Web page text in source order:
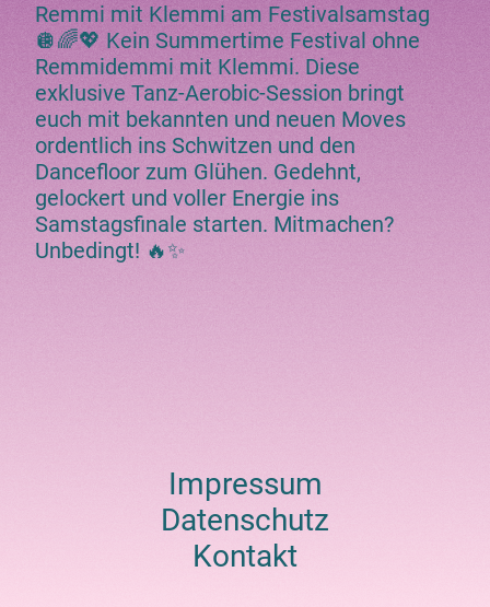
Remmi mit Klemmi am Festivalsamstag
🪩🌈💖 Kein Summertime Festival ohne
Remmidemmi mit Klemmi. Diese
exklusive Tanz-Aerobic-Session bringt
euch mit bekannten und neuen Moves
ordentlich ins Schwitzen und den
Dancefloor zum Glühen. Gedehnt,
gelockert und voller Energie ins
Samstagsfinale starten. Mitmachen?
Unbedingt! 🔥✨
Impressum
Datenschutz
Kontakt